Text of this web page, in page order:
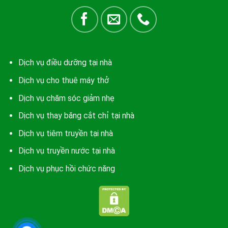
Dịch vụ điều dưỡng tại nhà
Dịch vụ cho thuê máy thở
Dịch vụ chăm sóc giảm nhẹ
Dịch vụ thay băng cắt chỉ tại nhà
Dịch vụ tiêm truyền tại nhà
Dịch vụ truyền nước tại nhà
Dịch vụ phục hồi chức năng